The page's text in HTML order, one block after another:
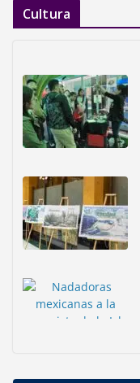
Cultura